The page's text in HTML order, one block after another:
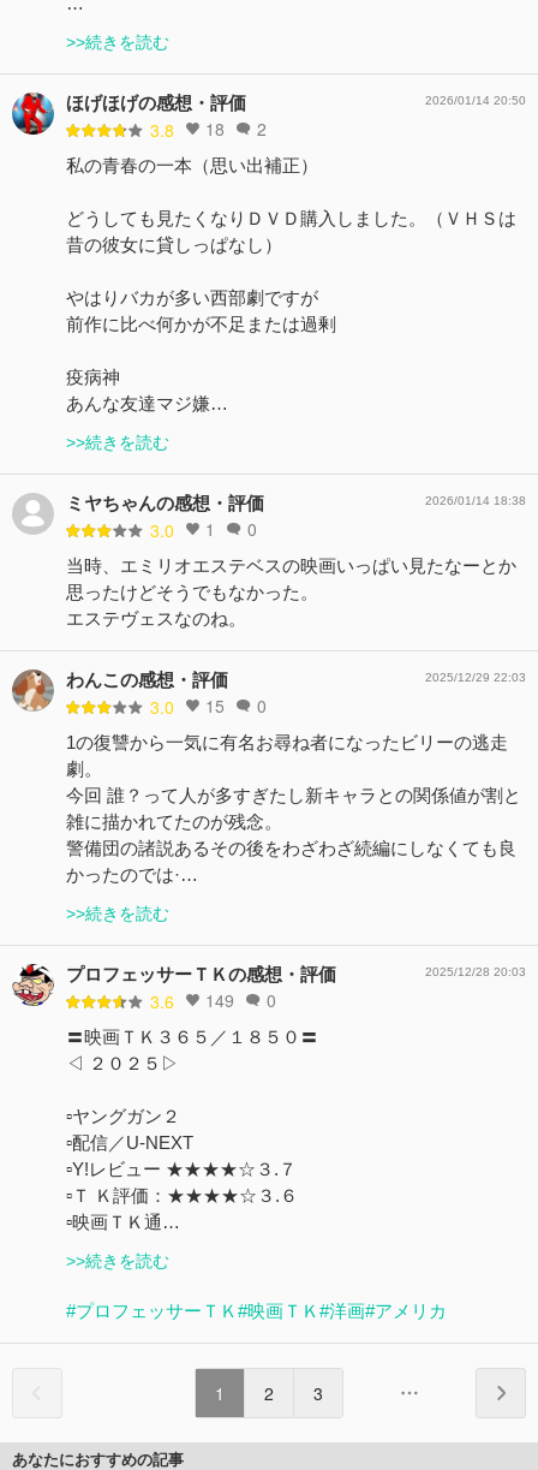
>>続きを読む
ほげほげの感想・評価
3.8 18 2
2026/01/14 20:50
私の青春の一本（思い出補正）
どうしても見たくなりＤＶＤ購入しました。（ＶＨＳは
昔の彼女に貸しっぱなし）
やはりバカが多い西部劇ですが
前作に比べ何かが不足または過剰
疫病神
あんな友達マジ嫌…
>>続きを読む
ミヤちゃんの感想・評価
3.0 1 0
2026/01/14 18:38
当時、エミリオエステベスの映画いっぱい見たなーとか
思ったけどそうでもなかった。
エステヴェスなのね。
わんこの感想・評価
3.0 15 0
2025/12/29 22:03
1の復讐から一気に有名お尋ね者になったビリーの逃走
劇。
今回 誰？って人が多すぎたし新キャラとの関係値が割と
雑に描かれてたのが残念。
警備団の諸説あるその後をわざわざ続編にしなくても良
かったのでは·…
>>続きを読む
プロフェッサーＴＫの感想・評価
3.6 149 0
2025/12/28 20:03
〓映画ＴＫ３６５／１８５０〓
◁ ２０２５▷
▫ヤングガン２
▫配信／U-NEXT
▫️Y!レビュー ★★★★☆３.７
▫️Ｔ Ｋ評価：★★★★☆３.６
▫️映画ＴＫ通…
>>続きを読む
#プロフェッサーＴＫ #映画ＴＫ #洋画#アメリカ
1 2 3
あなたにおすすめの記事